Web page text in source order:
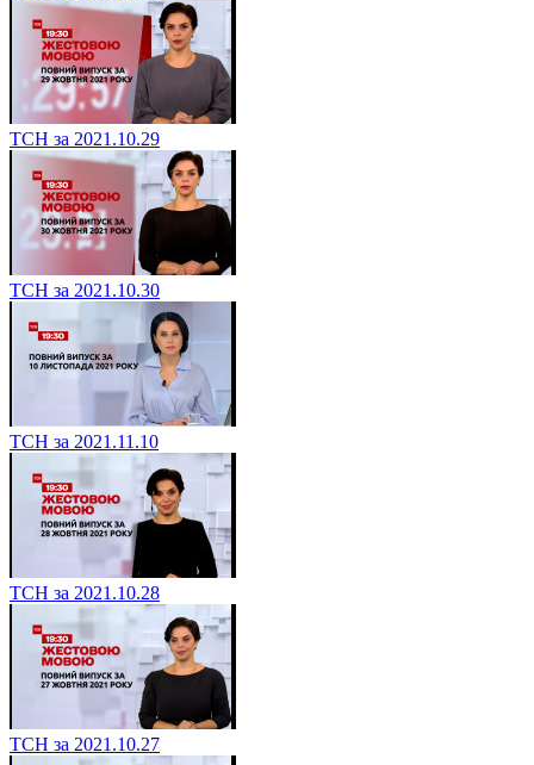
ТСН за 2021.10.29
ТСН за 2021.10.30
ТСН за 2021.11.10
ТСН за 2021.10.28
ТСН за 2021.10.27